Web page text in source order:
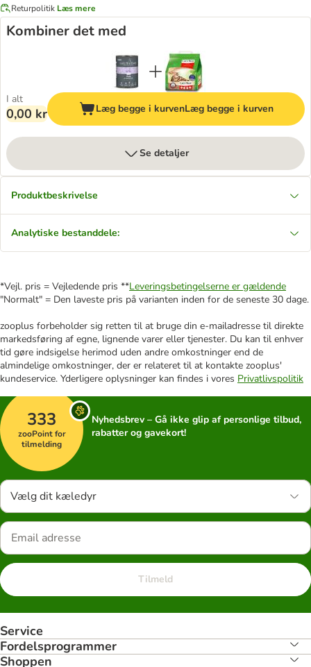
Returpolitik Læs mere
Kombiner det med
I alt
0,00 kr Læg begge i kurvenLæg begge i kurven
Se detaljer
Produktbeskrivelse
Analytiske bestanddele:
*Vejl. pris = Vejledende pris **Leveringsbetingelserne er gældende
"Normalt" = Den laveste pris på varianten inden for de seneste 30 dage.
zooplus forbeholder sig retten til at bruge din e-mailadresse til direkte
markedsføring af egne, lignende varer eller tjenester. Du kan til enhver
tid gøre indsigelse herimod uden andre omkostninger end de
almindelige omkostninger, der er relateret til at kontakte zooplus'
kundeservice. Yderligere oplysninger kan findes i vores Privatlivspolitik
333
zooPoint for
tilmelding
Nyhedsbrev – Gå ikke glip af personlige tilbud,
rabatter og gavekort!
Vælg dit kæledyr
Tilmeld
Service
Fordelsprogrammer
Shoppen